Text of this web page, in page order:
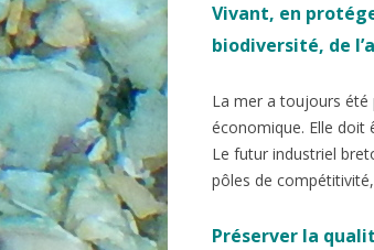
Vivant, en
biodiversité, de
La mer a toujours été
économique. Elle doit
Le futur industriel
pôles de
Préserver la